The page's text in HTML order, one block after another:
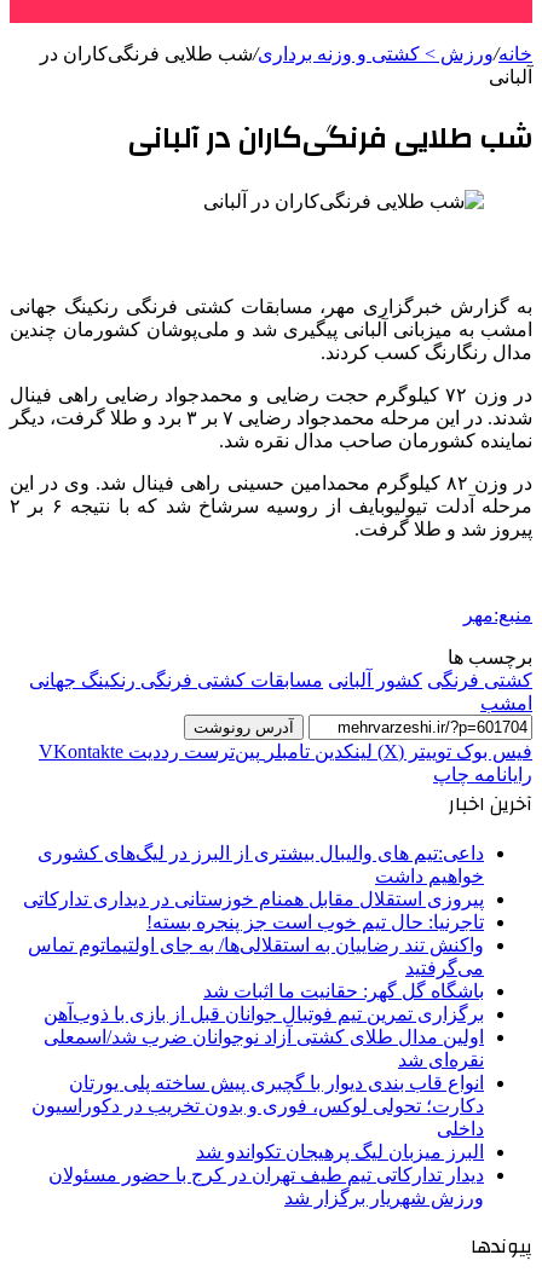
خانه/ورزش > کشتی و وزنه برداری/شب طلایی فرنگی‌کاران در
آلبانی
شب طلایی فرنگی‌کاران در آلبانی
به گزارش خبرگزاری مهر، مسابقات کشتی فرنگی رنکینگ جهانی
امشب به میزبانی آلبانی پیگیری شد و ملی‌پوشان کشورمان چندین
مدال رنگارنگ کسب کردند.
در وزن ۷۲ کیلوگرم حجت رضایی و محمدجواد رضایی راهی فینال
شدند. در این مرحله محمدجواد رضایی ۷ بر ۳ برد و طلا گرفت، دیگر
نماینده کشورمان صاحب مدال نقره شد.
در وزن ۸۲ کیلوگرم محمدامین حسینی راهی فینال شد. وی در این
مرحله آدلت تیولیوبایف از روسیه سرشاخ شد که با نتیجه ۶ بر ۲
پیروز شد و طلا گرفت.
منبع:مهر
برچسب ها
کشتی فرنگی کشور آلبانی مسابقات کشتی فرنگی رنکینگ جهانی
امشب
آدرس رونوشت
فیس بوک توییتر (X) لینکدین ‫تامبلر ‫پین‌ترست ‫رددیت ‫VKontakte
رایانامه چاپ
آخرین اخبار
داعی:تیم های والیبال بیشتری از البرز در لیگ‌های کشوری
خواهیم داشت
پیروزی استقلال مقابل همنام خوزستانی در دیداری تدارکاتی
تاجرنیا: حال تیم خوب است جز پنجره بسته!
واکنش تند رضاییان به استقلالی‌ها/ به جای اولتیماتوم تماس
می‌گرفتید
باشگاه گل گهر: حقانیت ما اثبات شد
برگزاری تمرین تیم فوتبال جوانان قبل از بازی با ذوب‌آهن
اولین مدال طلای کشتی آزاد نوجوانان ضرب شد/اسمعلی
نقره‌ای شد
انواع قاب بندی دیوار با گچبری پیش ساخته پلی یورتان
دکارت؛ تحولی لوکس، فوری و بدون تخریب در دکوراسیون
داخلی
البرز میزبان لیگ پرهیجان تکواندو شد
دیدار تدارکاتی تیم طیف تهران در کرج با حضور مسئولان
ورزش شهریار برگزار شد
پیوندها